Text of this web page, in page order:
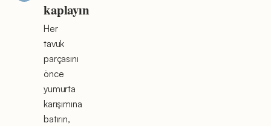
kaplayın
Her
tavuk
parçasını
önce
yumurta
karışımına
batırın,